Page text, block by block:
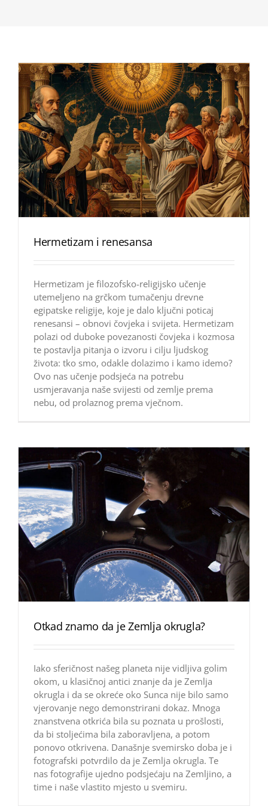
Hermetizam i renesansa
Hermetizam je filozofsko-religijsko učenje
utemeljeno na grčkom tumačenju drevne
egipatske religije, koje je dalo ključni poticaj
renesansi – obnovi čovjeka i svijeta. Hermetizam
polazi od duboke povezanosti čovjeka i kozmosa
te postavlja pitanja o izvoru i cilju ljudskog
života: tko smo, odakle dolazimo i kamo idemo?
Ovo nas učenje podsjeća na potrebu
usmjeravanja naše svijesti od zemlje prema
nebu, od prolaznog prema vječnom.
Otkad znamo da je Zemlja okrugla?
Iako sferičnost našeg planeta nije vidljiva golim
okom, u klasičnoj antici znanje da je Zemlja
okrugla i da se okreće oko Sunca nije bilo samo
vjerovanje nego demonstrirani dokaz. Mnoga
znanstvena otkrića bila su poznata u prošlosti,
da bi stoljećima bila zaboravljena, a potom
ponovo otkrivena. Današnje svemirsko doba je i
fotografski potvrdilo da je Zemlja okrugla. Te
nas fotografije ujedno podsjećaju na Zemljino, a
time i naše vlastito mjesto u svemiru.